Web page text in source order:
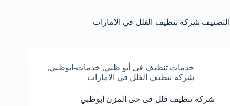
التصنيف شركة تنظيف الفلل في الامارات
خدمات تنظيف فى أبو ظبي, خدمات-ابوظبي,
شركة تنظيف الفلل في الامارات
شركة تنظيف فلل فى حى المزن ابوظبي